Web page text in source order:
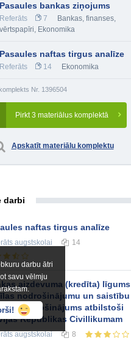
Pasaules bankas ziņojums
Referāts 7
Bankas, finanses,
vērtspapīri, Ekonomika
Pasaules naftas tirgus analīze
Referāts 14 Ekonomika
Nr. 1396504
Pirkt 3 materiālus komplektā
Apskatīt materiālu komplektu
darbi
darbu ātri
savu vēlmju
naftas tirgus analīze
augstskolai 14
aizdevuma (kredīta) līgums
nodrošinājumu un saistību
nodrošinājums atbilstoši
Republikas Civillikumam
augstskolai 8